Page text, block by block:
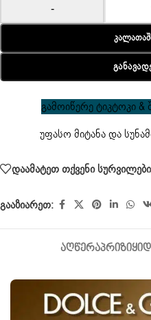
-
გამოიწერე ტიკტოკი &
უფასო მიტანა და
დაამატეთ თქვენი
გააზიარეთ:
ᲐᲦᲬᲔᲠᲐᲞᲠᲘᲖᲘ